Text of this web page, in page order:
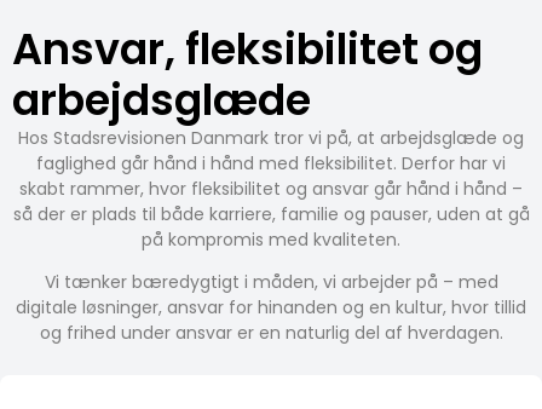
Ansvar, fleksibilitet og
arbejdsglæde
Hos Stadsrevisionen Danmark tror vi på, at arbejdsglæde og
faglighed går hånd i hånd med fleksibilitet. Derfor har vi
skabt rammer, hvor fleksibilitet og ansvar går hånd i hånd –
så der er plads til både karriere, familie og pauser, uden at gå
på kompromis med kvaliteten.
Vi tænker bæredygtigt i måden, vi arbejder på – med
digitale løsninger, ansvar for hinanden og en kultur, hvor tillid
og frihed under ansvar er en naturlig del af hverdagen.